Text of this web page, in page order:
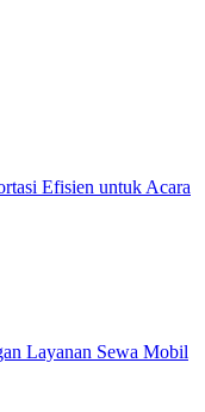
Efisien untuk Acara
Layanan Sewa Mobil